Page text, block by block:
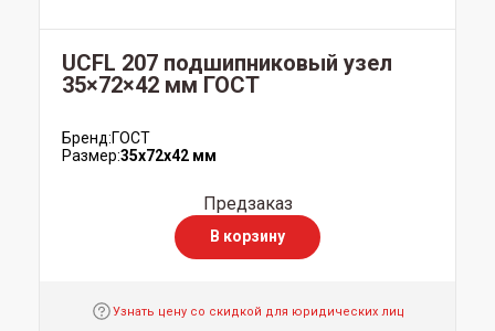
UCFL 207 подшипниковый узел
35×72×42 мм ГОСТ
Бренд:ГОСТ
Размер:35x72x42 мм
Предзаказ
В корзину
Узнать цену со скидкой для юридических лиц